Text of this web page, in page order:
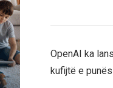
OpenAI ka
kufijtë e